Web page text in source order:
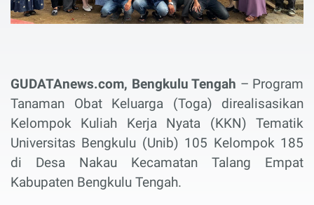
GUDATAnews.com, Bengkulu Tengah – Program
Tanaman Obat Keluarga (Toga) direalisasikan
Kelompok Kuliah Kerja Nyata (KKN) Tematik
Universitas Bengkulu (Unib) 105 Kelompok 185
di Desa Nakau Kecamatan Talang Empat
Kabupaten Bengkulu Tengah.